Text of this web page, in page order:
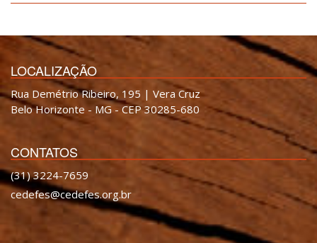
LOCALIZAÇÃO
Rua Demétrio Ribeiro, 195 | Vera Cruz
Belo Horizonte - MG - CEP 30285-680
CONTATOS
(31) 3224-7659
cedefes@cedefes.org.br